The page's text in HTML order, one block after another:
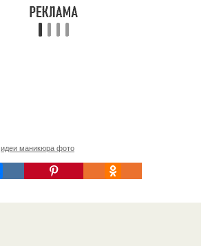
идеи маникюра фото